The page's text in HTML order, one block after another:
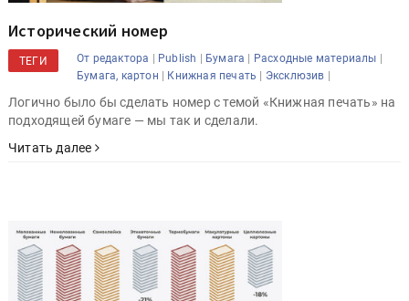
Исторический номер
ТЕГИ От редактора | Publish | Бумага | Расходные материалы |
Бумага, картон | Книжная печать | Эксклюзив |
Логично было бы сделать номер с темой «Книжная печать» на
подходящей бумаге — мы так и сделали.
Читать далее